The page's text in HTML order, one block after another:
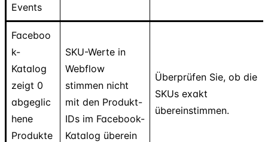
Events
Faceboo
k-
Katalog
zeigt 0
abgeglic
hene
Produkte
SKU-Werte in
Webflow
stimmen nicht
mit den Produkt-
IDs im Facebook-
Katalog überein
Überprüfen Sie, ob die
SKUs exakt
übereinstimmen.